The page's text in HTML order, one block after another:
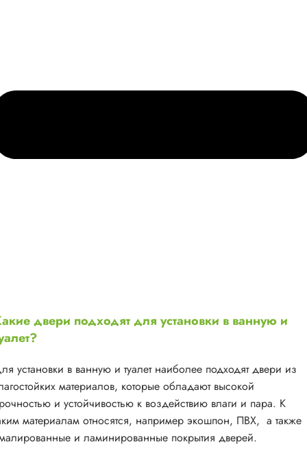
двери подходят для установки в ванную и
установки в ванную и туалет наиболее подходят двери из
материалов, которые обладают высокой
и устойчивостью к воздействию влаги и пара. К
материалам относятся, например экошпон, ПВХ, а также
и ламинированные покрытия дверей.